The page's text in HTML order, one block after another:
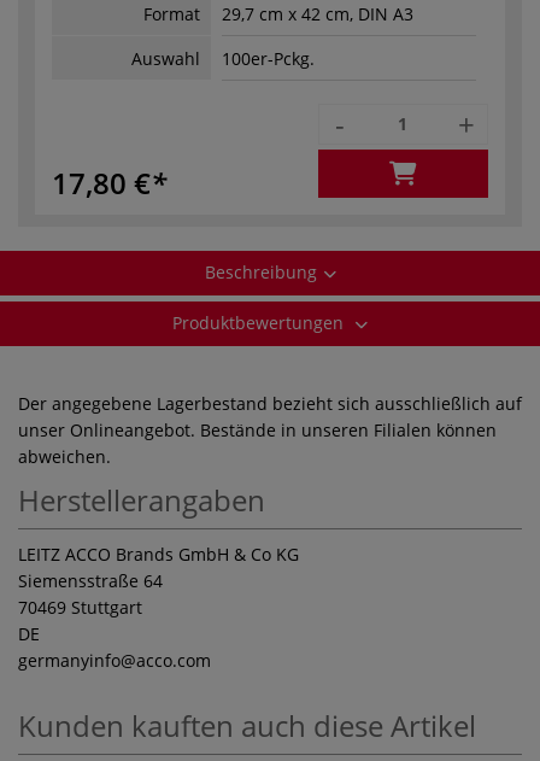
Format
29,7 cm x 42 cm, DIN A3
Auswahl
100er-Pckg.
17,80 €
- +
Beschreibung
Produktbewertungen
Der angegebene Lagerbestand bezieht sich ausschließlich auf
unser Onlineangebot. Bestände in unseren Filialen können
abweichen.
Herstellerangaben
LEITZ ACCO Brands GmbH & Co KG
Siemensstraße 64
70469 Stuttgart
DE
germanyinfo@acco.com
Kunden kauften auch diese Artikel